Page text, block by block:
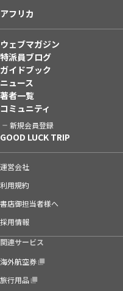
アフリカ
ウェブマガジン
特派員ブログ
ガイドブック
ニュース
著者一覧
コミュニティ
新規会員登録
GOOD LUCK TRIP
運営会社
利用規約
書店御担当者様へ
採用情報
関連サービス
海外航空券
旅行用品